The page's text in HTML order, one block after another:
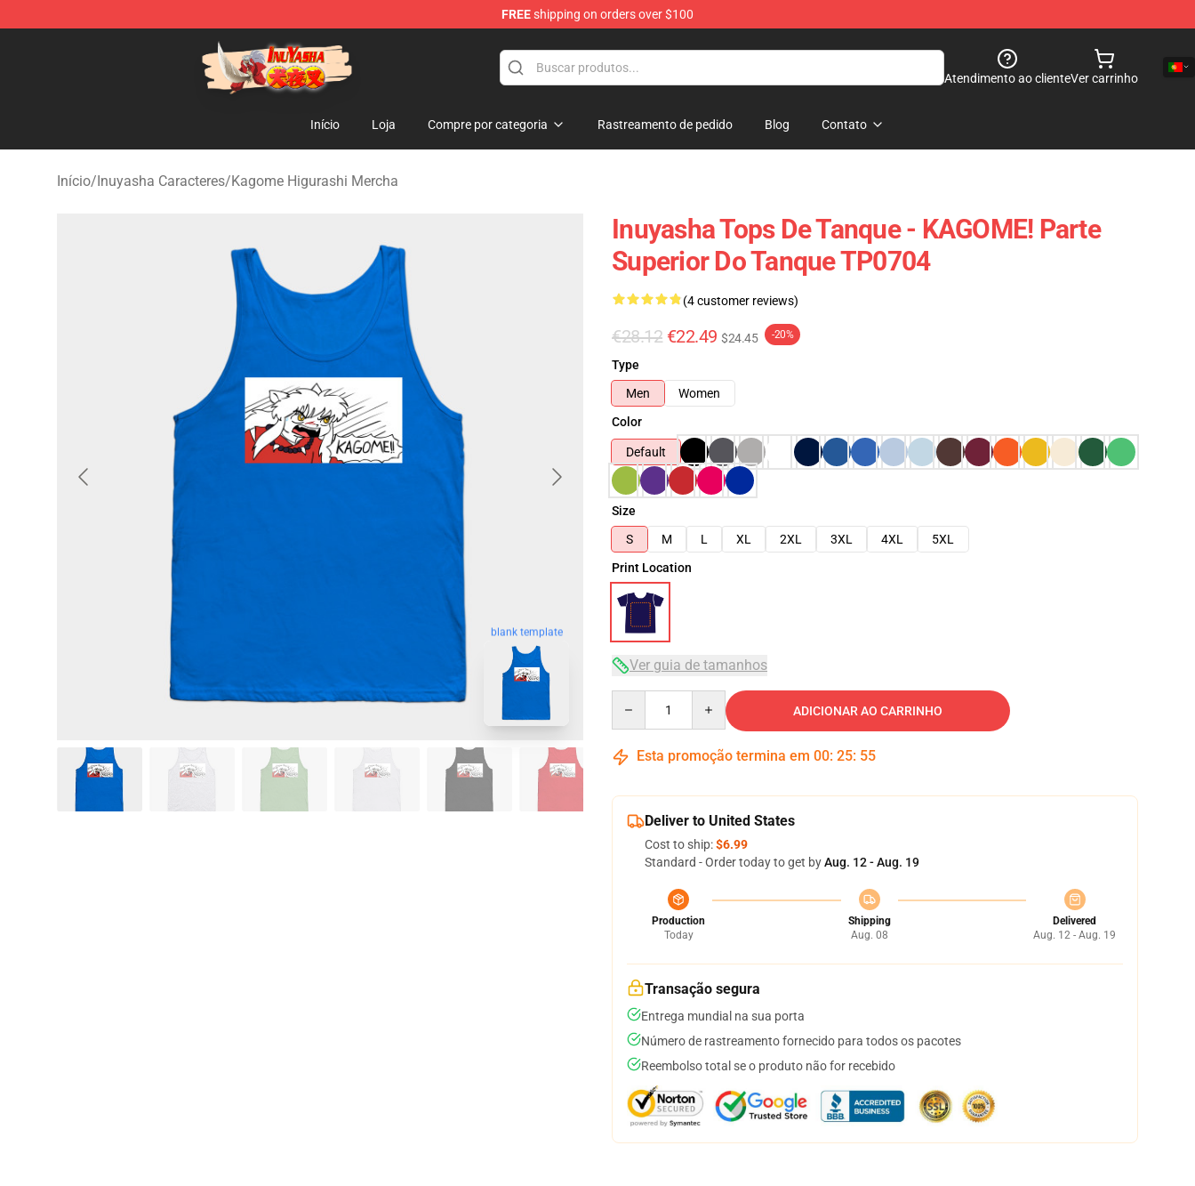
FREEshipping on orders over $100
Inuyasha Store - Official Inuyasha Merchandise Shop
Atendimento ao clienteVer carrinho
Início Loja Compre por categoria Rastreamento de pedido Blog Contato
Início/Inuyasha Caracteres/Kagome Higurashi Mercha
blank template
Inuyasha Tops De Tanque - KAGOME! Parte
Superior Do Tanque TP0704
(4 customer reviews)
€28.12 €22.49 $24.45 -20%
Type
Men
Women
Color
Default
Size
S
M L XL 2XL 3XL 4XL
5XL
Print Location
Ver guia de tamanhos
ADICIONAR AO CARRINHO
Esta promoção termina em 00: 25: 54
Deliver to United States
Cost to ship:$6.99
Standard - Order today to get byAug. 12 - Aug. 19
Production
Today
Shipping
Aug. 08
Delivered
Aug. 12 - Aug. 19
Transação segura
Entrega mundial na sua porta
Número de rastreamento fornecido para todos os pacotes
Reembolso total se o produto não for recebido